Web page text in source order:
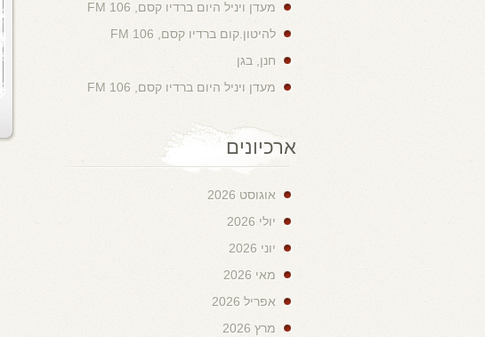
מעדן ויניל היום ברדיו קסם, 106 FM
להיטון.קום ברדיו קסם, 106 FM
חנן, בגן
מעדן ויניל היום ברדיו קסם, 106 FM
ארכיונים
אוגוסט 2026
יולי 2026
יוני 2026
מאי 2026
אפריל 2026
מרץ 2026